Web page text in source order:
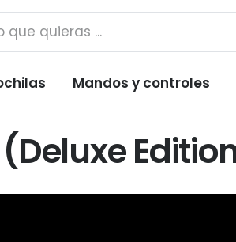
Mandos y controles